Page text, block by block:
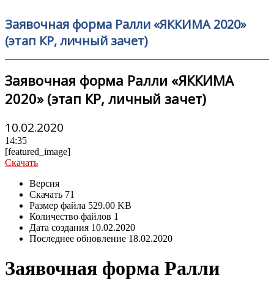
Заявочная форма Ралли «ЯККИМА 2020»
(этап КР, личный зачет)
Заявочная форма Ралли «ЯККИМА
2020» (этап КР, личный зачет)
10.02.2020
14:35
[featured_image]
Скачать
Версия
Скачать 71
Размер файла 529.00 KB
Количество файлов 1
Дата создания 10.02.2020
Последнее обновление 18.02.2020
Заявочная форма Ралли